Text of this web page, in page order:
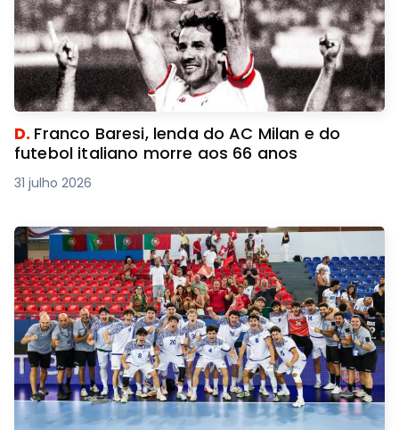
D. Franco Baresi, lenda do AC Milan e do
futebol italiano morre aos 66 anos
31 julho 2026